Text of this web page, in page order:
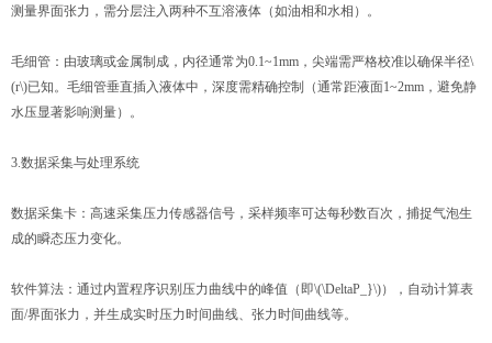
测量界面张力，需分层注入两种不互溶液体（如油相和水相）。
毛细管：由玻璃或金属制成，内径通常为0.1~1mm，尖端需严格校准以确保半径\
(r\)已知。毛细管垂直插入液体中，深度需精确控制（通常距液面1~2mm，避免静
水压显著影响测量）。
3.数据采集与处理系统
数据采集卡：高速采集压力传感器信号，采样频率可达每秒数百次，捕捉气泡生
成的瞬态压力变化。
软件算法：通过内置程序识别压力曲线中的峰值（即\(\DeltaP_}\)），自动计算表
面/界面张力，并生成实时压力时间曲线、张力时间曲线等。